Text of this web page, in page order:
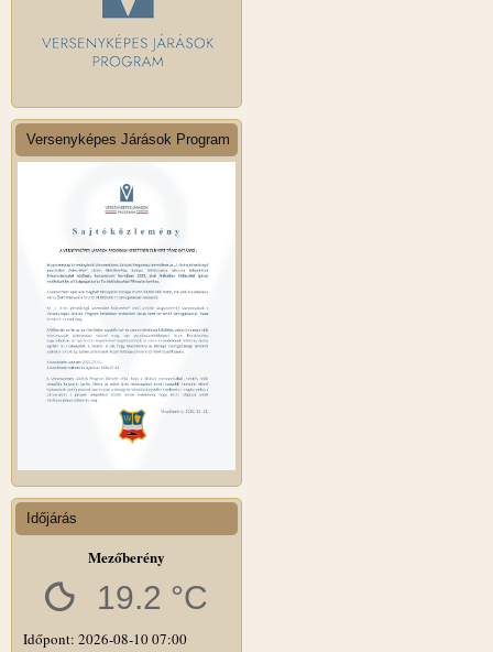
Versenyképes Járások Program
Időjárás
Mezőberény
19.2 °C
Időpont: 2026-08-10 07:00